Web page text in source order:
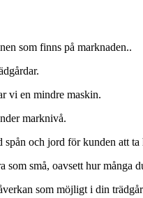
som finns på marknaden..
vi en mindre maskin.
marknivå.
och jord för kunden att ta
som små, oavsett hur många
som möjligt i din